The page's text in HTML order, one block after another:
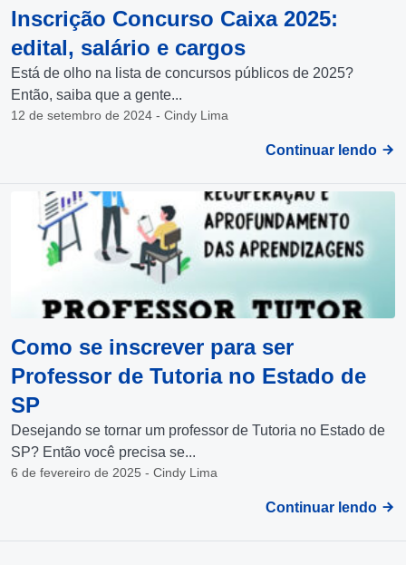
Inscrição Concurso Caixa 2025:
edital, salário e cargos
Está de olho na lista de concursos públicos de 2025?
Então, saiba que a gente...
12 de setembro de 2024 - Cindy Lima
Continuar lendo
Como se inscrever para ser
Professor de Tutoria no Estado de
SP
Desejando se tornar um professor de Tutoria no Estado de
SP? Então você precisa se...
6 de fevereiro de 2025 - Cindy Lima
Continuar lendo